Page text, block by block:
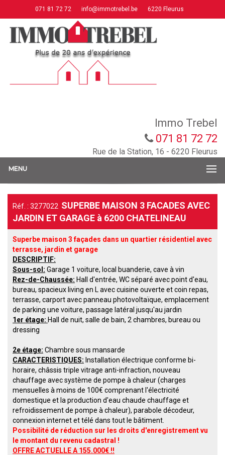
071 81 72 72 info@immotrebel.be 6220 Fleurus
Immo Trebel
071 81 72 72
Rue de la Station, 16 - 6220 Fleurus
MENU
Réf. : 3277022 SUPERBE MAISON 3 FACADES AVEC
JARDIN ET GARAGE à 6200 CHATELINEAU
Superbe maison 3façades dans un quartier résidentiel avec
terrasse, jardin et garage
DESCRIPTIF:
Sous-sol: Garage 1 voiture, local buanderie, cave à vin
Rez-de-Chaussée: Hall d'entrée, WC séparé avec point d'eau,
bureau, spacieux living en L avec cuisine ouverte et coin repas,
terrasse, carport avecpanneau photovoltaïque, emplacement
de parking une voiture, passage latéral jusqu'au jardin
1er étage: Hall de nuit, salle de bain, 2 chambres, bureau ou
dressing
2e étage: Chambre sous mansarde
CARACTERISTI QUES: Installation électrique conforme bi-
horaire, châssis triple vitrage anti-infraction, nouveau
chauffage avec système de pompe à chaleur (charges
mensuelles à moins de 100€ comprenant l'é lectricité
domestique et la production d'eau chaude chauffage et
refroidissement de pompe à chaleur), parabole décodeur,
connexion internet et télé dans tout l e bâtiment.
Possibilité de réduction sur les droits d'enregistrement vu
le montant du revenu cadastral !
OFFREACTUELLE A 155.000€ !!